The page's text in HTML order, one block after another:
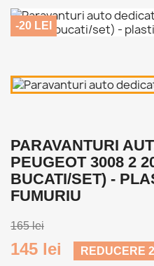
-20 LEI
PARAVANTURI
PEUGEOT 3008 2
BUCATI/SET) -
FUMURIU
165 lei
145 lei REDUCERE